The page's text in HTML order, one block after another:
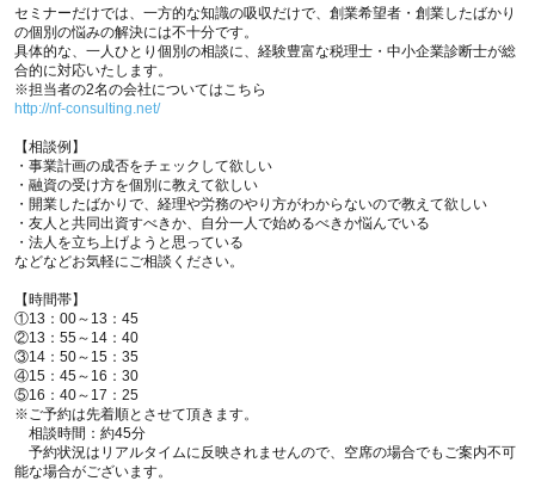
セミナーだけでは、一方的な知識の吸収だけで、創業希望者・創業したばかり
の個別の悩みの解決には不十分です。
具体的な、一人ひとり個別の相談に、経験豊富な税理士・中小企業診断士が総
合的に対応いたします。
※担当者の2名の会社についてはこちら
http://nf-consulting.net/
【相談例】
・事業計画の成否をチェックして欲しい
・融資の受け方を個別に教えて欲しい
・開業したばかりで、経理や労務のやり方がわからないので教えて欲しい
・友人と共同出資すべきか、自分一人で始めるべきか悩んでいる
・法人を立ち上げようと思っている
などなどお気軽にご相談ください。
【時間帯】
①13：00～13：45
②13：55～14：40
③14：50～15：35
④15：45～16：30
⑤16：40～17：25
※ご予約は先着順とさせて頂きます。
相談時間：約45分
予約状況はリアルタイムに反映されませんので、空席の場合でもご案内不可
能な場合がございます。